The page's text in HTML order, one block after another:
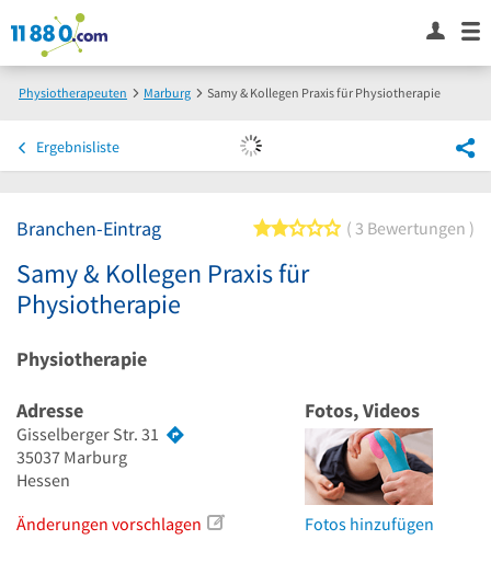
Physiotherapeuten Marburg Samy & Kollegen Praxis für Physiotherapie
Ergebnisliste
Branchen-Eintrag 2 von 5 Sternen
3 Bewertungen
Samy & Kollegen Praxis für
Physiotherapie
Physiotherapie
Adresse
Gisselberger Str. 31
35037 Marburg
Hessen
Änderungen vorschlagen
Fotos, Videos
Fotos hinzufügen